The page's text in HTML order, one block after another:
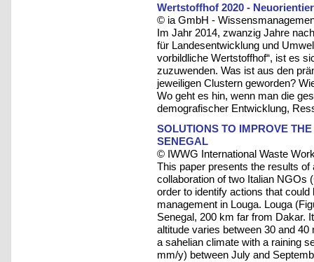
Wertstoffhof 2020 -
© ia GmbH -
Im Jahr 2014, zwanzig Jahre
für Landesentwicklung und
vorbildliche Wertstoffhof“, ist es
zuzuwenden. Was ist aus den
jeweiligen Clustern geworden?
Wo geht es hin, wenn man die
demografischer Entwicklung,
SOLUTIONS TO IMPROVE
SENEGAL
© IWWG International Waste
This paper presents the results
collaboration of two Italian NGOs
order to identify actions that
management in Louga. Louga
Senegal, 200 km far from Dakar.
altitude varies between 30 and
a sahelian climate with a raining
mm/y) between July and